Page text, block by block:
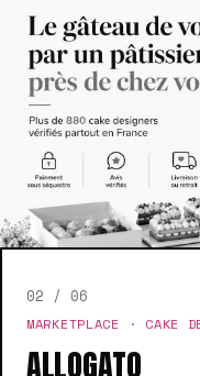
02 / 06
MARKETPLACE · CAKE
ALLOGATO